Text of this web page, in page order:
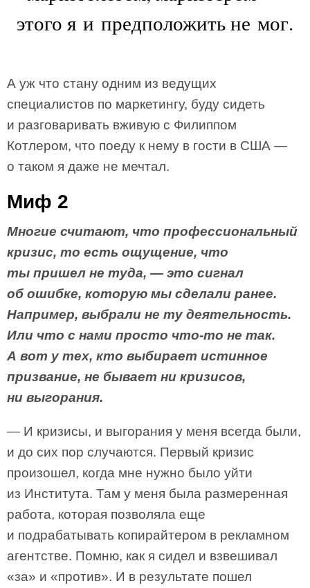
этого я и предположить не мог.
А уж что стану одним из ведущих
специалистов по маркетингу, буду сидеть
и разговаривать вживую с Филиппом
Котлером, что поеду к нему в гости в США —
о таком я даже не мечтал.
Миф 2
Многие считают, что профессиональный
кризис, то есть ощущение, что
ты пришел не туда, — это сигнал
об ошибке, которую мы сделали ранее.
Например, выбрали не ту деятельность.
Или что с нами просто что-то не так.
А вот у тех, кто выбирает истинное
призвание, не бывает ни кризисов,
ни выгорания.
— И кризисы, и выгорания у меня всегда были,
и до сих пор случаются. Первый кризис
произошел, когда мне нужно было уйти
из Института. Там у меня была размеренная
работа, которая позволяла еще
и подрабатывать копирайтером в рекламном
агентстве. Помню, как я сидел и взвешивал
«за» и «против». И в результате пошел